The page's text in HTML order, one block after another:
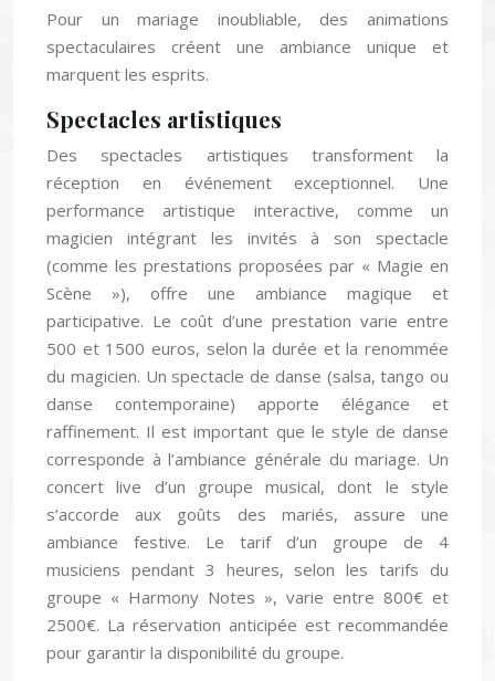
Pour un mariage inoubliable, des animations
spectaculaires créent une ambiance unique et
marquent les esprits.
Spectacles artistiques
Des spectacles artistiques transforment la
réception en événement exceptionnel. Une
performance artistique interactive, comme un
magicien intégrant les invités à son spectacle
(comme les prestations proposées par « Magie en
Scène »), offre une ambiance magique et
participative. Le coût d’une prestation varie entre
500 et 1500 euros, selon la durée et la renommée
du magicien. Un spectacle de danse (salsa, tango ou
danse contemporaine) apporte élégance et
raffinement. Il est important que le style de danse
corresponde à l’ambiance générale du mariage. Un
concert live d’un groupe musical, dont le style
s’accorde aux goûts des mariés, assure une
ambiance festive. Le tarif d’un groupe de 4
musiciens pendant 3 heures, selon les tarifs du
groupe « Harmony Notes », varie entre 800€ et
2500€. La réservation anticipée est recommandée
pour garantir la disponibilité du groupe.